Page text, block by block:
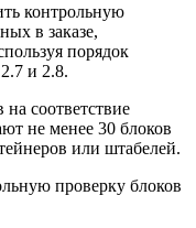
контрольную
в заказе,
порядок
и 2.8.
соответствие
не менее 30 блоков
или штабелей.
проверку блоков